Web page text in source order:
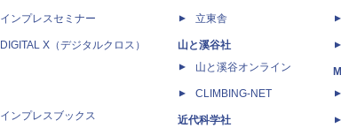
インプレスセミナー
DIGITAL X（デジタルクロス）
インプレスブックス
立東舎
山と溪谷社
山と溪谷オンライン
CLIMBING-NET
近代科学社